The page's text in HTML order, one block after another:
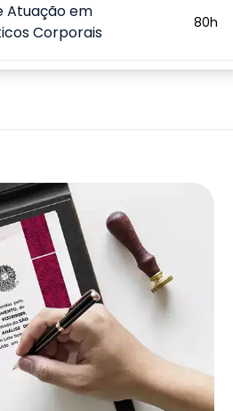
Atuação em
Corporais
80h
Capilar e sua